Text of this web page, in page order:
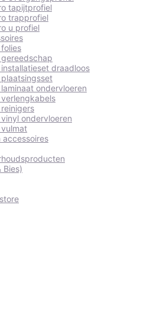
tapijtprofiel
trapprofiel
u profiel
draadloos
ondervloeren
ondervloeren
accessoires
Bies)